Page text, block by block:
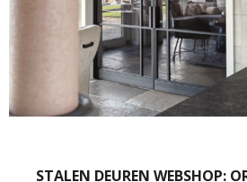
STALEN DEUREN WEBSHOP: